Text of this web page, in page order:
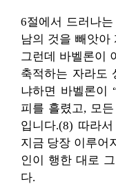
6절에서 드러나
남의 것을 빼앗아
그런데 바벨론이
축적하는 자라도
냐하면 바벨론이
피를 흘렸고, 모
입니다.(8) 따라
지금 당장 이루어
인이 행한 대로
다.